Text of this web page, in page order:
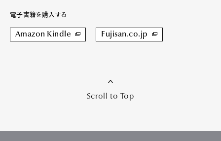
電子書籍を購入する
Amazon Kindle Fujisan.co.jp
Scroll to Top